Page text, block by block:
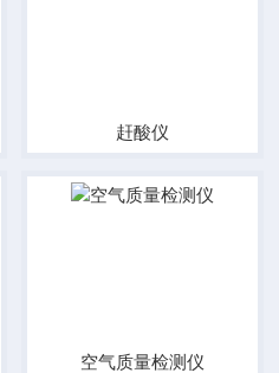
赶酸仪
空气质量检测仪